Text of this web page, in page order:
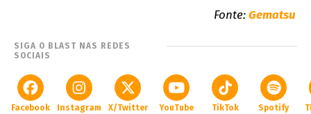
Fonte:Gematsu
SIGA O BLAST NAS REDES
SOCIAIS
Facebook Instagram X/Twitter YouTube TikTok Spotify